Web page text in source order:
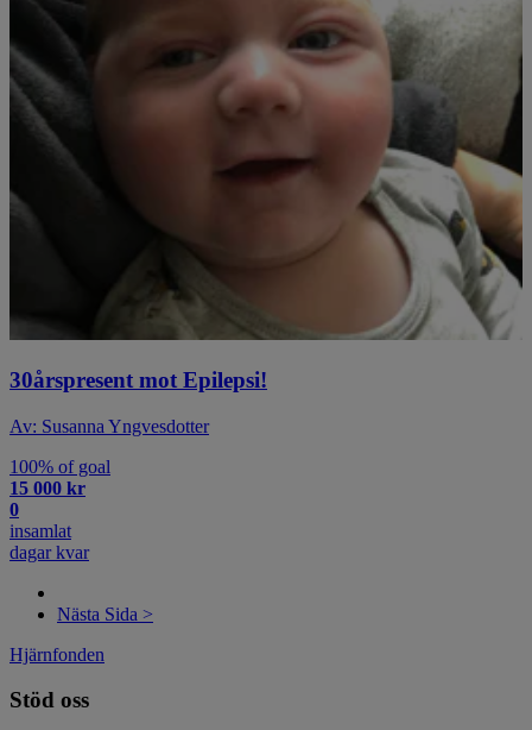
30årspresent mot Epilepsi!
Av: Susanna Yngvesdotter
100% of goal
15 000 kr
0
insamlat
dagar kvar
Nästa Sida >
Hjärnfonden
Stöd oss